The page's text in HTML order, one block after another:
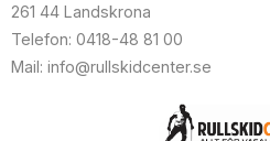
261 44 Landskrona
Telefon: 0418-48 81 00
Mail: info@rullskidcenter.se